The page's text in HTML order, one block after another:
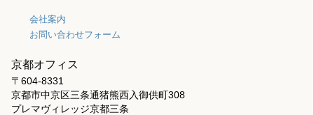
会社案内
お問い合わせフォーム
京都オフィス
〒604-8331
京都市中京区三条通猪熊西入御供町308
プレマヴィレッジ京都三条